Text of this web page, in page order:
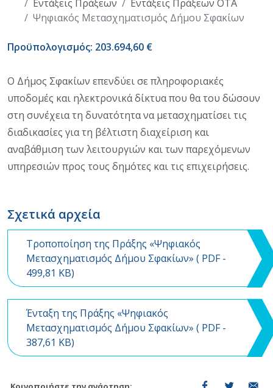
Εντάξεις Πράξεων
Εντάξεις Πράξεων ΟΤΑ
Ψηφιακός Μετασχηματισμός Δήμου Σφακίων
Προϋπολογισμός: 203.694,60 €
Ο Δήμος Σφακίων επενδύει σε πληροφοριακές
υποδομές και ηλεκτρονικά δίκτυα που θα του δώσουν
στη συνέχεια τη δυνατότητα να μετασχηματίσει τις
διαδικασίες για τη βέλτιστη διαχείριση και
αναβάθμιση των λειτουργιών και των παρεχόμενων
υπηρεσιών προς τους δημότες και τις επιχειρήσεις.
Σχετικά αρχεία
Τροποποίηση της Πράξης «Ψηφιακός
Μετασχηματισμός Δήμου Σφακίων» ( PDF-
499,81 KB)
Ένταξη της Πράξης «Ψηφιακός
Μετασχηματισμός Δήμου Σφακίων» ( PDF-
387,61 KB)